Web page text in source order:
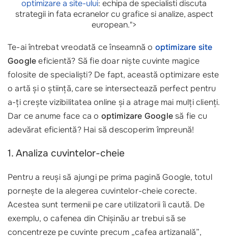
optimizare a site-ului: echipa de specialisti discuta
strategii in fata ecranelor cu grafice si analize, aspect
european.">
Te-ai întrebat vreodată ce înseamnă o optimizare site
Googleeficientă? Să fie doar niște cuvinte magice
folosite de specialiști? De fapt, această optimizare este
o artă și o știință, care se intersectează perfect pentru
a-ți crește vizibilitatea online și a atrage mai mulți clienți.
Dar ce anume face ca o optimizare Googlesă fie cu
adevărat eficientă? Hai să descoperim împreună!
1. Analiza cuvintelor-cheie
Pentru a reuși să ajungi pe prima pagină Google, totul
pornește de la alegerea cuvintelor-cheie corecte.
Acestea sunt termenii pe care utilizatorii îi caută. De
exemplu, o cafenea din Chișinău ar trebui să se
concentreze pe cuvinte precum „cafea artizanală”,